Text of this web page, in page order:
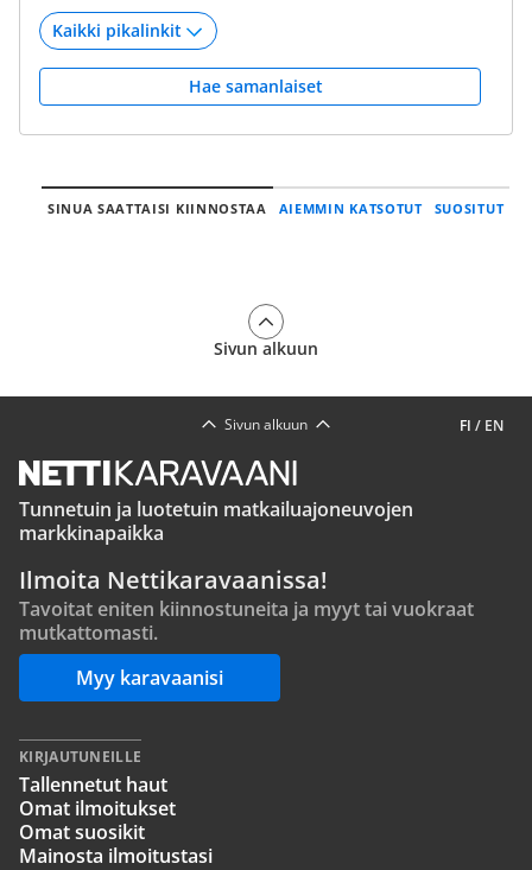
Hae samanlaiset
SINUA SAATTAISI KIINNOSTAA AIEMMIN KATSOTUT SUOSITUT
Sivun alkuun
FI / EN
Sivun alkuun
Tunnetuin ja luotetuin matkailuajoneuvojen
markkinapaikka
Ilmoita Nettikaravaanissa!
Tavoitat eniten kiinnostuneita ja myyt tai vuokraat
mutkattomasti.
Myy karavaanisi
KIRJAUTUNEILLE
Tallennetut haut
Omat ilmoitukset
Omat suosikit
Mainosta ilmoitustasi